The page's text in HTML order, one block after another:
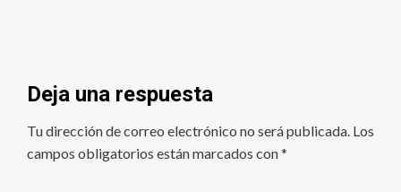
Deja una respuesta
Tu dirección de correo electrónico no será publicada. Los
campos obligatorios están marcados con*